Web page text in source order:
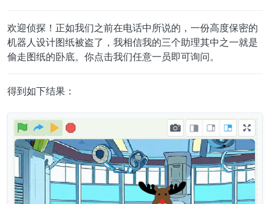
欢迎侦探！正如我们之前在电话中所说的，一份高度保密的
机器人设计图纸被盗了，我相信我的三个助理其中之一就是
偷走图纸的卧底。你点击我们任意一员即可询问。
得到如下结果：